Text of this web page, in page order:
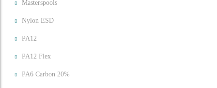
Masterspools
Nylon ESD
PA12
PA12 Flex
PA6 Carbon 20%